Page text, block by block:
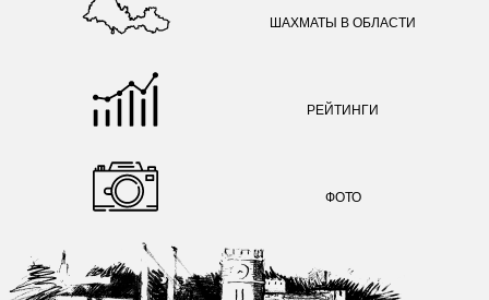
ШАХМАТЫ В ОБЛАСТИ
РЕЙТИНГИ
ФОТО